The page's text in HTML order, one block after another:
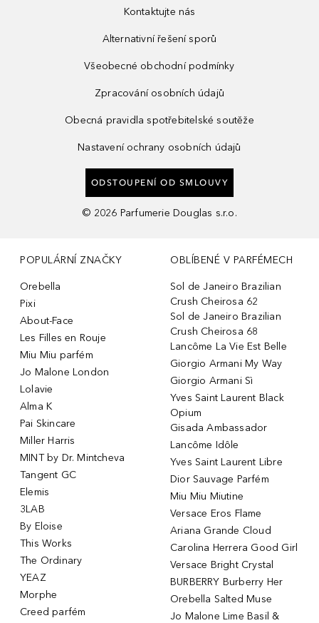
Kontaktujte nás
Alternativní řešení sporů
Všeobecné obchodní podmínky
Zpracování osobních údajů
Obecná pravidla spotřebitelské soutěže
Nastavení ochrany osobních údajů
ODSTOUPENÍ OD SMLOUVY
© 2026 Parfumerie Douglas s.r.o.
POPULÁRNÍ ZNAČKY
Orebella
Pixi
About-Face
Les Filles en Rouje
Miu Miu parfém
Jo Malone London
Lolavie
Alma K
Pai Skincare
Miller Harris
MINT by Dr. Mintcheva
Tangent GC
Elemis
3LAB
By Eloise
This Works
The Ordinary
YEAZ
Morphe
Creed parfém
OBLÍBENÉ V PARFÉMECH
Sol de Janeiro Brazilian
Crush Cheirosa 62
Sol de Janeiro Brazilian
Crush Cheirosa 68
Lancôme La Vie Est Belle
Giorgio Armani My Way
Giorgio Armani Sì
Yves Saint Laurent Black
Opium
Gisada Ambassador
Lancôme Idôle
Yves Saint Laurent Libre
Dior Sauvage Parfém
Miu Miu Miutine
Versace Eros Flame
Ariana Grande Cloud
Carolina Herrera Good Girl
Versace Bright Crystal
BURBERRY Burberry Her
Orebella Salted Muse
Jo Malone Lime Basil &